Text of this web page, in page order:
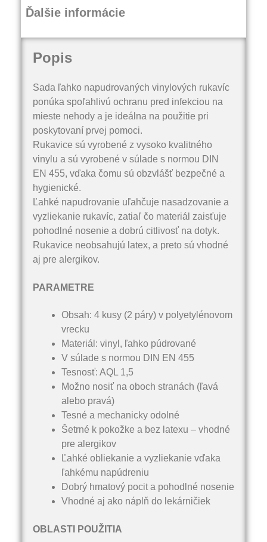
Ďalšie informácie
Popis
Sada ľahko napudrovaných vinylových rukavíc
ponúka spoľahlivú ochranu pred infekciou na
mieste nehody a je ideálna na použitie pri
poskytovaní prvej pomoci.
Rukavice sú vyrobené z vysoko kvalitného
vinylu a sú vyrobené v súlade s normou DIN
EN 455, vďaka čomu sú obzvlášť bezpečné a
hygienické.
Ľahké napudrovanie uľahčuje nasadzovanie a
vyzliekanie rukavíc, zatiaľ čo materiál zaisťuje
pohodlné nosenie a dobrú citlivosť na dotyk.
Rukavice neobsahujú latex, a preto sú vhodné
aj pre alergikov.
PARAMETRE
Obsah: 4 kusy (2 páry) v polyetylénovom
vrecku
Materiál: vinyl, ľahko púdrované
V súlade s normou DIN EN 455
Tesnosť: AQL 1,5
Možno nosiť na oboch stranách (ľavá
alebo pravá)
Tesné a mechanicky odolné
Šetrné k pokožke a bez latexu – vhodné
pre alergikov
Ľahké obliekanie a vyzliekanie vďaka
ľahkému napúdreniu
Dobrý hmatový pocit a pohodlné nosenie
Vhodné aj ako náplň do lekárničiek
OBLASTI POUŽITIA